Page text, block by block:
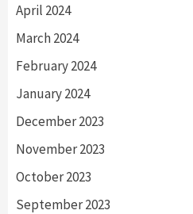
April 2024
March 2024
February 2024
January 2024
December 2023
November 2023
October 2023
September 2023